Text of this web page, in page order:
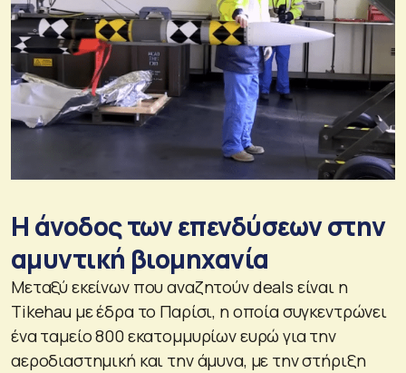
Η άνοδος των επενδύσεων στην
αμυντική βιομηχανία
Μεταξύ εκείνων που αναζητούν deals είναι η
Tikehau με έδρα το Παρίσι, η οποία συγκεντρώνει
ένα ταμείο 800 εκατομμυρίων ευρώ για την
αεροδιαστημική και την άμυνα, με την στήριξη